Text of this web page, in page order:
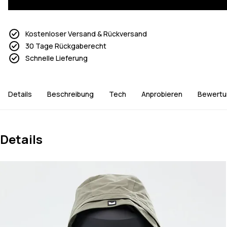
Kostenloser Versand & Rückversand
30 Tage Rückgaberecht
Schnelle Lieferung
Details Beschreibung Tech Anprobieren
Details